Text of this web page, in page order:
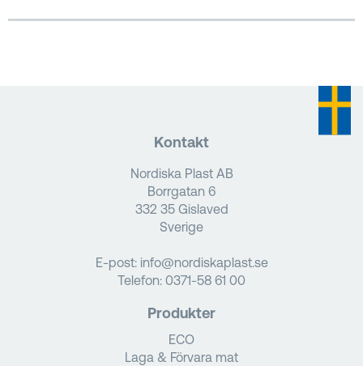
Kontakt
Nordiska Plast AB
Borrgatan 6
332 35 Gislaved
Sverige
E-post: info@nordiskaplast.se
Telefon: 0371-58 61 00
Produkter
ECO
Laga & Förvara mat